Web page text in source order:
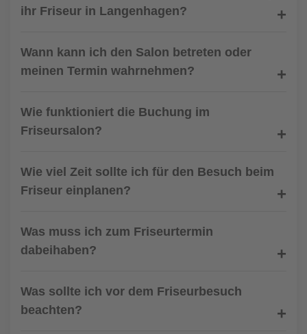
ihr Friseur in Langenhagen?
Wann kann ich den Salon betreten oder
meinen Termin wahrnehmen?
Wie funktioniert die Buchung im
Friseursalon?
Wie viel Zeit sollte ich für den Besuch beim
Friseur einplanen?
Was muss ich zum Friseurtermin
dabeihaben?
Was sollte ich vor dem Friseurbesuch
beachten?